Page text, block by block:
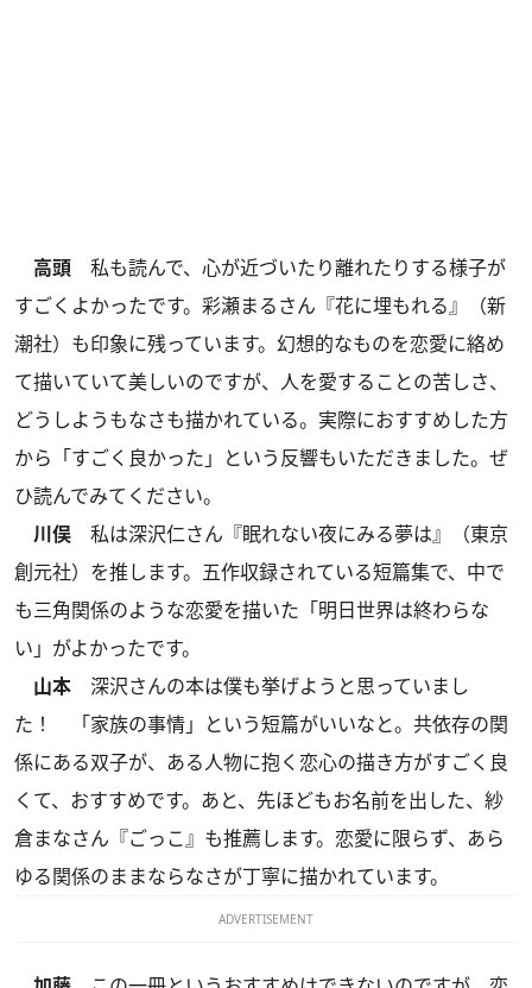
高頭 私も読んで、心が近づいたり離れたりする様子が
すごくよかったです。彩瀬まるさん『花に埋もれる』（新
潮社）も印象に残っています。幻想的なものを恋愛に絡め
て描いていて美しいのですが、人を愛することの苦しさ、
どうしようもなさも描かれている。実際におすすめした方
から「すごく良かった」という反響もいただきました。ぜ
ひ読んでみてください。
川俣 私は深沢仁さん『眠れない夜にみる夢は』（東京
創元社）を推します。五作収録されている短篇集で、中で
も三角関係のような恋愛を描いた「明日世界は終わらな
い」がよかったです。
山本 深沢さんの本は僕も挙げようと思っていまし
た！ 「家族の事情」という短篇がいいなと。共依存の関
係にある双子が、ある人物に抱く恋心の描き方がすごく良
くて、おすすめです。あと、先ほどもお名前を出した、紗
倉まなさん『ごっこ』も推薦します。恋愛に限らず、あら
ゆる関係のままならなさが丁寧に描かれています。
ADVERTISEMENT